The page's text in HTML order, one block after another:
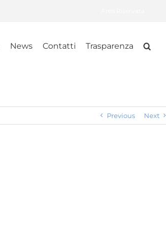
News Contatti Trasparenza
Previous Next